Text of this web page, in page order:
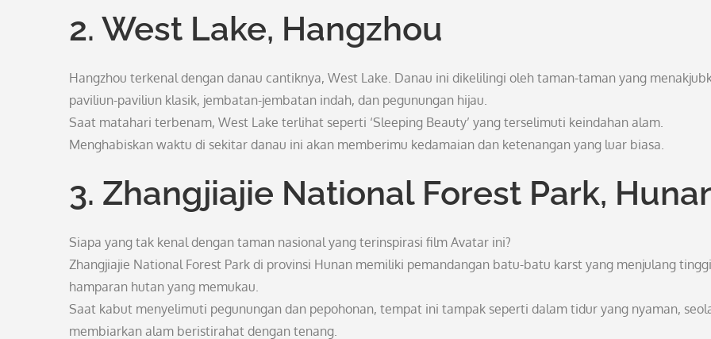
2. West Lake, Hangzhou
Hangzhou terkenal dengan danau cantiknya, West Lake. Danau ini dikelilingi oleh taman-taman yang
paviliun-paviliun klasik, jembatan-jembatan indah, dan pegunungan hijau.
Saat matahari terbenam, West Lake terlihat seperti ‘Sleeping Beauty’ yang terselimuti keindahan alam.
Menghabiskan waktu di sekitar danau ini akan memberimu kedamaian dan ketenangan yang luar biasa.
3. Zhangjiajie National Forest Park,
Siapa yang tak kenal dengan taman nasional yang terinspirasi film Avatar ini?
Zhangjiajie National Forest Park di provinsi Hunan memiliki pemandangan batu-batu karst yang menjulang
hamparan hutan yang memukau.
Saat kabut menyelimuti pegunungan dan pepohonan, tempat ini tampak seperti dalam tidur yang nyaman,
membiarkan alam beristirahat dengan tenang.